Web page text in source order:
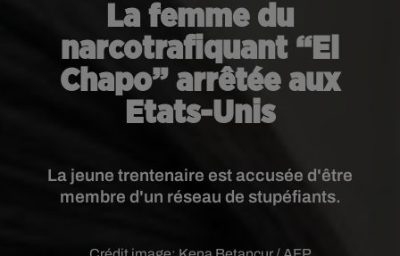
La femme du
narcotrafiquant “El
Chapo” arrêtée aux
Etats-Unis
La jeune trentenaire est accusée d'être
membre d'un réseau de stupéfiants.